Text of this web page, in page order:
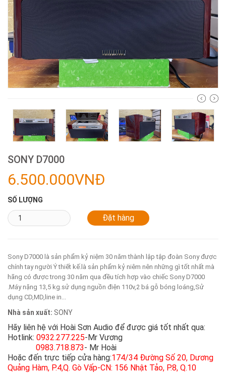
SONY D7000
6.500.000VNĐ
SỐ LƯỢNG
Sony D7000 là sản phẩm kỷ niệm 30 năm thành lập tập đoàn Sony được
chính tay người Ý thiết kế.là sản phẩm kỷ niêm nên những gì tốt nhất mà
hãng có được trong 30 năm qua đều tích hợp vào chiếc Sony D7000
.Máy nặng 13,5 kg.sử dụng nguồn điện 110v,2 bá gỗ bóng loáng,Sử
dụng CD,MD,line in...
Nhà sản xuất: SONY
Hãy liên hệ với Hoài Sơn Audio để được giá tốt nhất qua:
Hotlink: 0932.277.225-Mr Vương
0983.718.873- Mr Hoài
Hoặc đến trực tiếp cửa hàng:174/34 Đường Số 20, Dương
Quảng Hàm, P.4,Q. Gò Vấp-CN: 156 Nhật Tảo, P.8, Q.10